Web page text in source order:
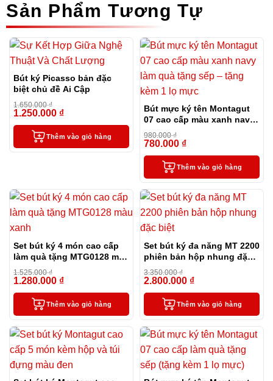
Sản Phẩm Tương Tự
Bút ký Picasso bản đặc
biệt chủ đề Ai Cập
1.650.000₫
1.250.000 ₫
Thêm vào giỏ hàng
Bút mực ký tên Montagut
07 cao cấp màu xanh navy
làm quà tặng sếp – tặng
kèm 1 lọ mực
980.000₫
780.000 ₫
Thêm vào giỏ hàng
Set bút ký 4 món cao cấp
làm quà tặng MTG0128 màu
xanh
1.525.000₫
1.280.000 ₫
Thêm vào giỏ hàng
Set bút ký đa năng MT 2200
phiên bản hộp nhung đặc
biệt
3.350.000₫
2.800.000 ₫
Thêm vào giỏ hàng